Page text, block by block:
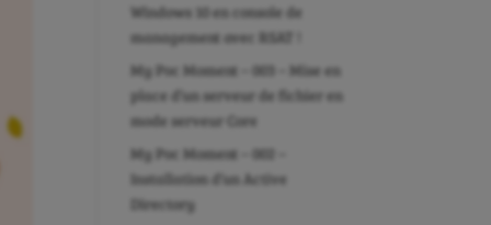
Windows 10 en console de
management avec RSAT !
My Poc Moment – 003 – Mise en
place d’un serveur de fichier en
mode serveur Core
My Poc Moment – 002 –
Installation d’un Active
Directory